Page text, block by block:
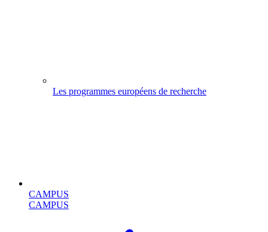
Les programmes européens de recherche
CAMPUS
CAMPUS